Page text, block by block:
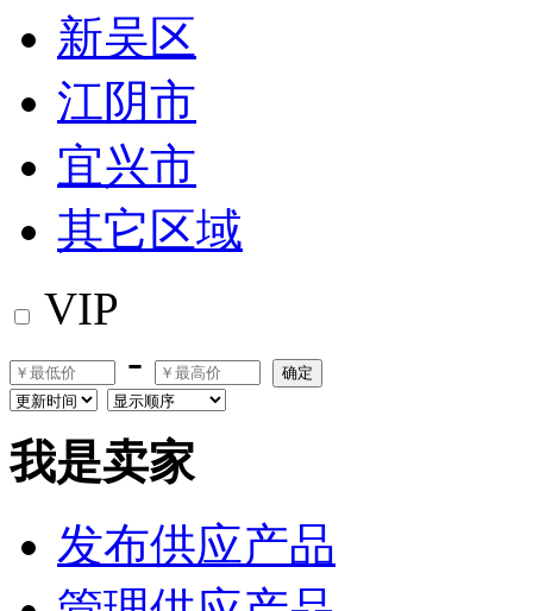
新吴区
江阴市
宜兴市
其它区域
VIP
-
确定
我是卖家
发布供应产品